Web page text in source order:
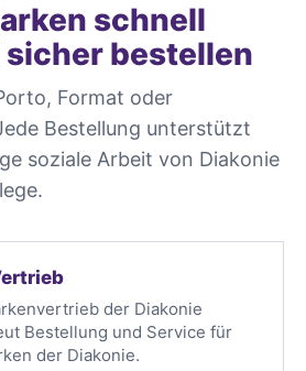
schnell
bestellen
Format oder
Bestellung unterstützt
soziale Arbeit von Diakonie
der Diakonie
Bestellung und Service für
der Diakonie.